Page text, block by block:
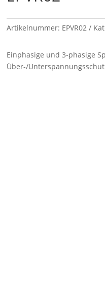
Artikelnummer: EPVR02
Einphasige und 3-phasige
Über-/